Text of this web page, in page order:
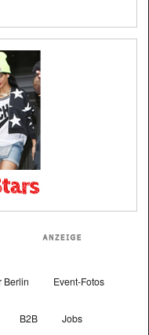
Berlin Event-Fotos
B2B Jobs